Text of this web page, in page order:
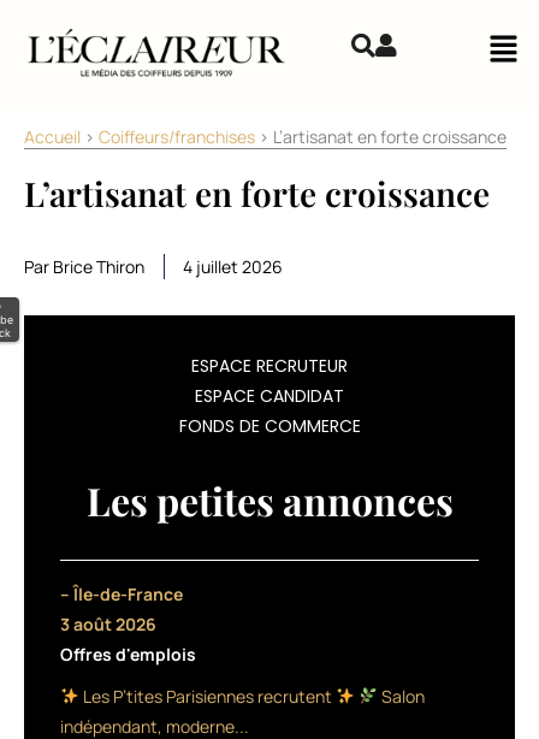
Accueil > Coiffeurs/franchises > L’artisanat en forte croissance
L’artisanat en forte croissance
Par Brice Thiron 4 juillet 2026
ruraux
petites
villes,
l'artisanat
ESPACE RECRUTEUR
ESPACE CANDIDAT
FONDS DE COMMERCE
Les petites annonces
– Île-de-France
3 août 2026
Offres d'emplois
Les P’tites Parisiennes recrutent
Salon
indépendant, moderne...